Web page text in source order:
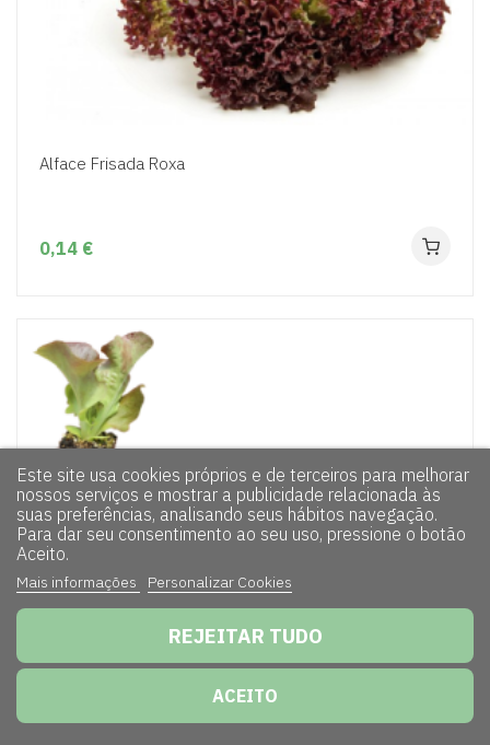
Alface Frisada Roxa
0,14 €
Este site usa cookies próprios e de terceiros para melhorar
nossos serviços e mostrar a publicidade relacionada às
suas preferências, analisando seus hábitos navegação.
Para dar seu consentimento ao seu uso, pressione o botão
Aceito.
Mais informações Personalizar Cookies
REJEITAR TUDO
ACEITO